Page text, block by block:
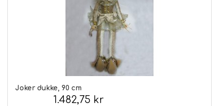
Joker dukke, 90 cm
1.482,75 kr